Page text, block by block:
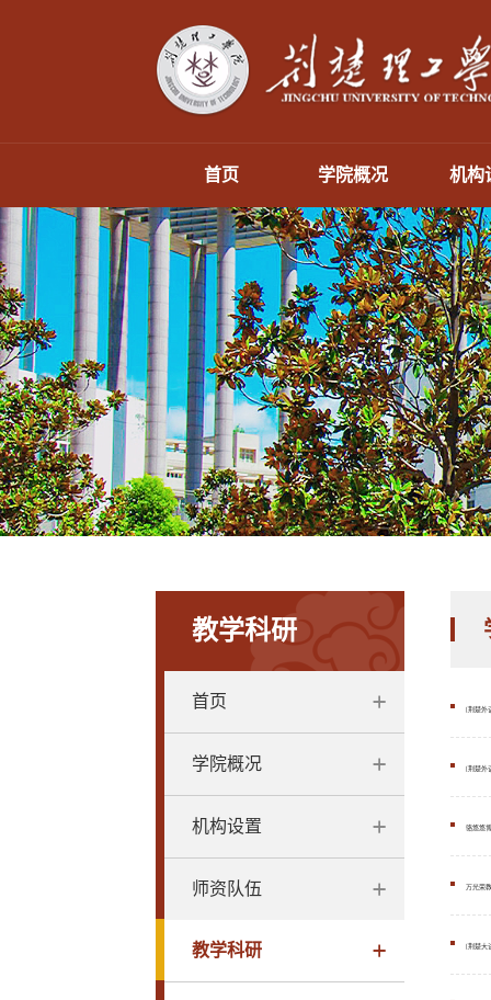
首页 学院概况 机构
教学科研
首页
学院概况
机构设置
师资队伍
教学科研
[荆楚外
[荆楚外
骆悠悠
万光荣
[荆楚大